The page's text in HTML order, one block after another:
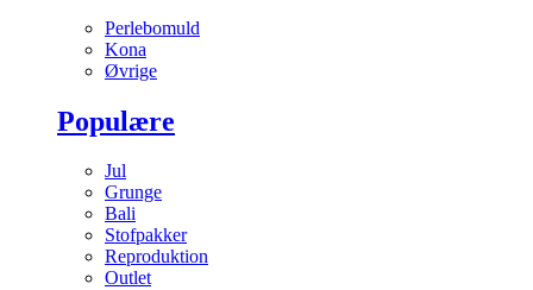
Perlebomuld
Kona
Øvrige
Populære
Jul
Grunge
Bali
Stofpakker
Reproduktion
Outlet